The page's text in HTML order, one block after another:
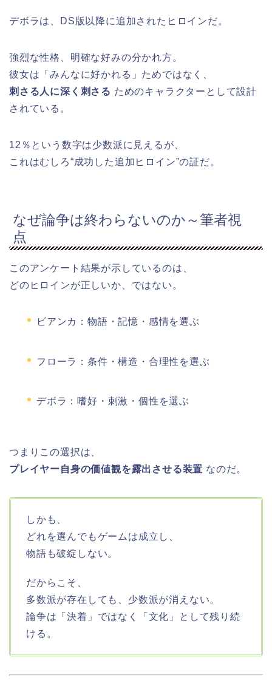
デボラは、DS版以降に追加されたヒロインだ。
強烈な性格、明確な好みの分かれ方。
彼女は「みんなに好かれる」ためではなく、
刺さる人に深く刺さる ためのキャラクターとして設計
されている。
12％という数字は少数派に見えるが、
これはむしろ“成功した追加ヒロイン”の証だ。
なぜ論争は終わらないのか～筆者視
点
このアンケート結果が示しているのは、
どのヒロインが正しいか、ではない。
ビアンカ：物語・記憶・感情を選ぶ
フローラ：条件・構造・合理性を選ぶ
デボラ：嗜好・刺激・個性を選ぶ
つまりこの選択は、
プレイヤー自身の価値観を露出させる装置 なのだ。
しかも、
どれを選んでもゲームは成立し、
物語も破綻しない。
だからこそ、
多数派が存在しても、少数派が消えない。
論争は「決着」ではなく「文化」として残り続
ける。